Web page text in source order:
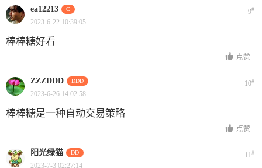
ea12213 C 9#
2023-6-22 10:39:05
棒棒糖好看
点赞
ZZZDDD DDD 10#
2023-6-26 14:02:58
棒棒糖是一种自动交易策略
点赞
阳光绿猫 DD 11#
2023-7-3 02:27:14